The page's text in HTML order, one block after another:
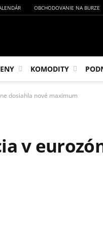
OBCHODOVANIE NA BURZE
KOMODITY
dosiahla nové maximum
v